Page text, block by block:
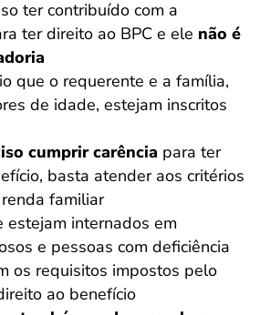
ter contribuído com a
ter direito ao BPC e ele não é
que o requerente e a família,
de idade, estejam inscritos
cumprir carência para ter
basta atender aos critérios
familiar
estejam internados em
e pessoas com deficiência
os requisitos impostos pelo
ao benefício